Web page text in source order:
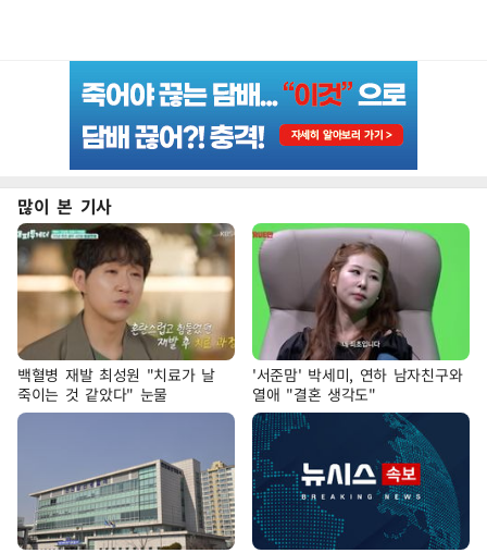
많이 본 기사
백혈병 재발 최성원 "치료가 날
죽이는 것 같았다" 눈물
'서준맘' 박세미, 연하 남자친구와
열애 "결혼 생각도"